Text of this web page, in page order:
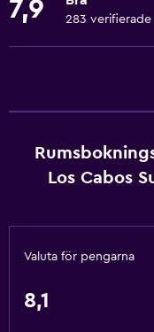
Spelrum
Golf
Kvällsunderhållning
Skönhetssalong
Biljardbord
7,9 283
Los Cabos
Valuta för pengarna
8,1